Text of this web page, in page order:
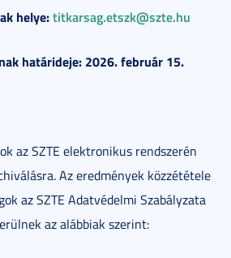
helye:titkarsag.etszk@szte.hu
határideje: 2026. február 15.
az SZTE elektronikus rendszerén
Az eredmények közzététele
az SZTE Adatvédelmi Szabályzata
az alábbiak szerint: